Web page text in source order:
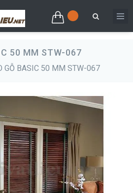
50 MM STW-067
GỖ BASIC 50 MM STW-067